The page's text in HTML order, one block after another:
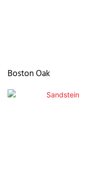
Boston Oak